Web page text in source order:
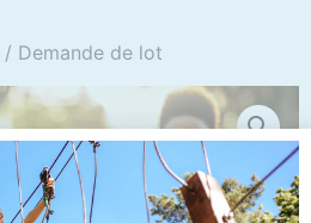
/ Demande de lot